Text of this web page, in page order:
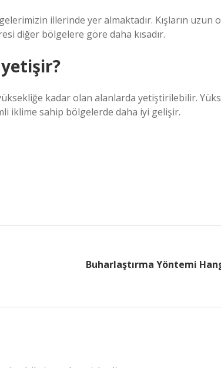
illerinde yer almaktadır. Kışların uzun
diğer bölgelere göre daha kısadır.
kadar olan alanlarda yetiştirilebilir.
iklime sahip bölgelerde daha iyi gelişir.
Buharlaştırma Yöntemi